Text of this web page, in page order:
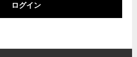
ログイン